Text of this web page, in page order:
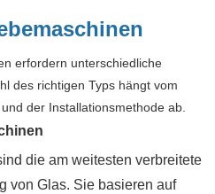
erfordern unterschiedliche
des richtigen Typs hängt vom
der Installationsmethode ab.
die am weitesten verbreitete
von Glas. Sie basieren auf